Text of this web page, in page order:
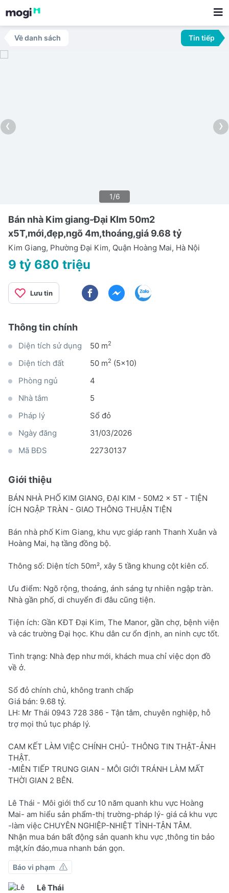
Về danh sách Tin tiếp
‹ ›
1/6
Bán nhà Kim giang-Đại KIm 50m2
x5T,mới,đẹp,ngõ 4m,thoáng,giá 9.68 tỷ
Kim Giang, Phường Đại Kim, Quận Hoàng Mai, Hà Nội
9 tỷ 680 triệu
Lưu tin
Thông tin chính
Diện tích sử dụng 50 m2
Diện tích đất 50 m2 (5x10)
Phòng ngủ
4
Nhà tắm
5
Pháp lý
Sổ đỏ
Ngày đăng
31/03/2026
Mã BĐS
22730137
Giới thiệu
BÁN NHÀ PHỐ KIM GIANG, ĐẠI KIM - 50M2 x 5T - TIỆN
ÍCH NGẬP TRÀN - GIAO THÔNG THUẬN TIỆN
Bán nhà phố Kim Giang, khu vực giáp ranh Thanh Xuân và
Hoàng Mai, hạ tầng đồng bộ.
Thông số: Diện tích 50m², xây 5 tầng khung cột kiên cố.
Ưu điểm: Ngõ rộng, thoáng, ánh sáng tự nhiên ngập tràn.
Nhà gần phố, di chuyển đi đâu cũng tiện.
Tiện ích: Gần KĐT Đại Kim, The Manor, gần chợ, bệnh viện
và các trường Đại học. Khu dân cư ổn định, an ninh cực tốt.
Tình trạng: Nhà đẹp như mới, khách mua chỉ việc dọn đồ
về ở.
Sổ đỏ chính chủ, không tranh chấp
Giá bán: 9.68 tỷ.
LH: Mr Thái 0943 728 386 - Tận tâm, chuyên nghiệp, hỗ
trợ mọi thủ tục pháp lý.
CAM KẾT LÀM VIỆC CHÍNH CHỦ- THÔNG TIN THẬT-ẢNH
THẬT.
-MIỄN TIẾP TRUNG GIAN - MÔI GIỚI TRÁNH LÀM MẤT
THỜI GIAN 2 BÊN.
Lê Thái - Môi giới thổ cư 10 năm quanh khu vực Hoàng
Mai- am hiểu sản phẩm-thị trường-pháp lý- giá cả khu vực
-làm việc CHUYÊN NGHIỆP-NHIỆT TÌNH-TẬN TÂM.
Nhận mua bán bất động sản quanh khu vực ,thông tin bảo
mật,kín đáo,mua nhanh bán gọn.
Báo vi phạm
Lê Thái